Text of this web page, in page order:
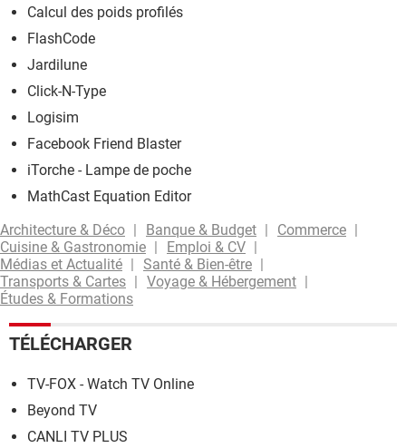
Calcul des poids profilés
FlashCode
Jardilune
Click-N-Type
Logisim
Facebook Friend Blaster
iTorche - Lampe de poche
MathCast Equation Editor
Architecture & Déco
Banque & Budget
Commerce
Cuisine & Gastronomie
Emploi & CV
Médias et Actualité
Santé & Bien-être
Transports & Cartes
Voyage & Hébergement
Études & Formations
TÉLÉCHARGER
TV-FOX - Watch TV Online
Beyond TV
CANLI TV PLUS